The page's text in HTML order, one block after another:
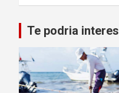
Te podria